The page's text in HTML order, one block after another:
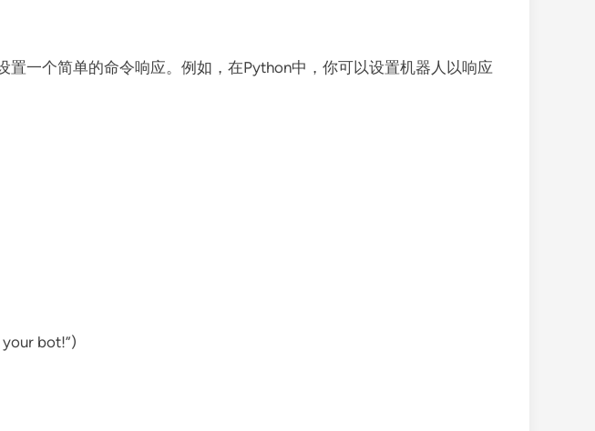
一个简单的命令响应。例如，在Python中，你可以设置机器人以响应
your bot!”)